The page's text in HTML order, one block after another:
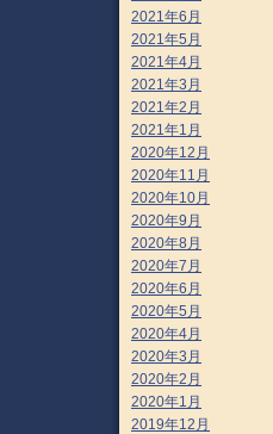
2021年6月
2021年5月
2021年4月
2021年3月
2021年2月
2021年1月
2020年12月
2020年11月
2020年10月
2020年9月
2020年8月
2020年7月
2020年6月
2020年5月
2020年4月
2020年3月
2020年2月
2020年1月
2019年12月